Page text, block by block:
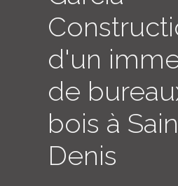
d'un
de
bois à
Denis